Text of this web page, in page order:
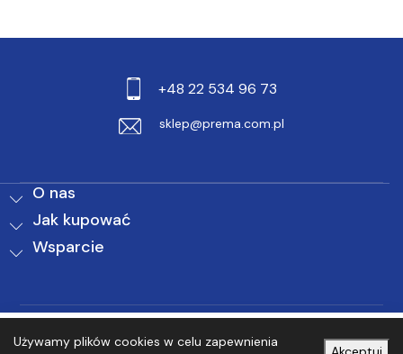
+48 22 534 96 73
sklep@prema.com.pl
O nas
Jak kupować
Wsparcie
Używamy plików cookies w celu zapewnienia